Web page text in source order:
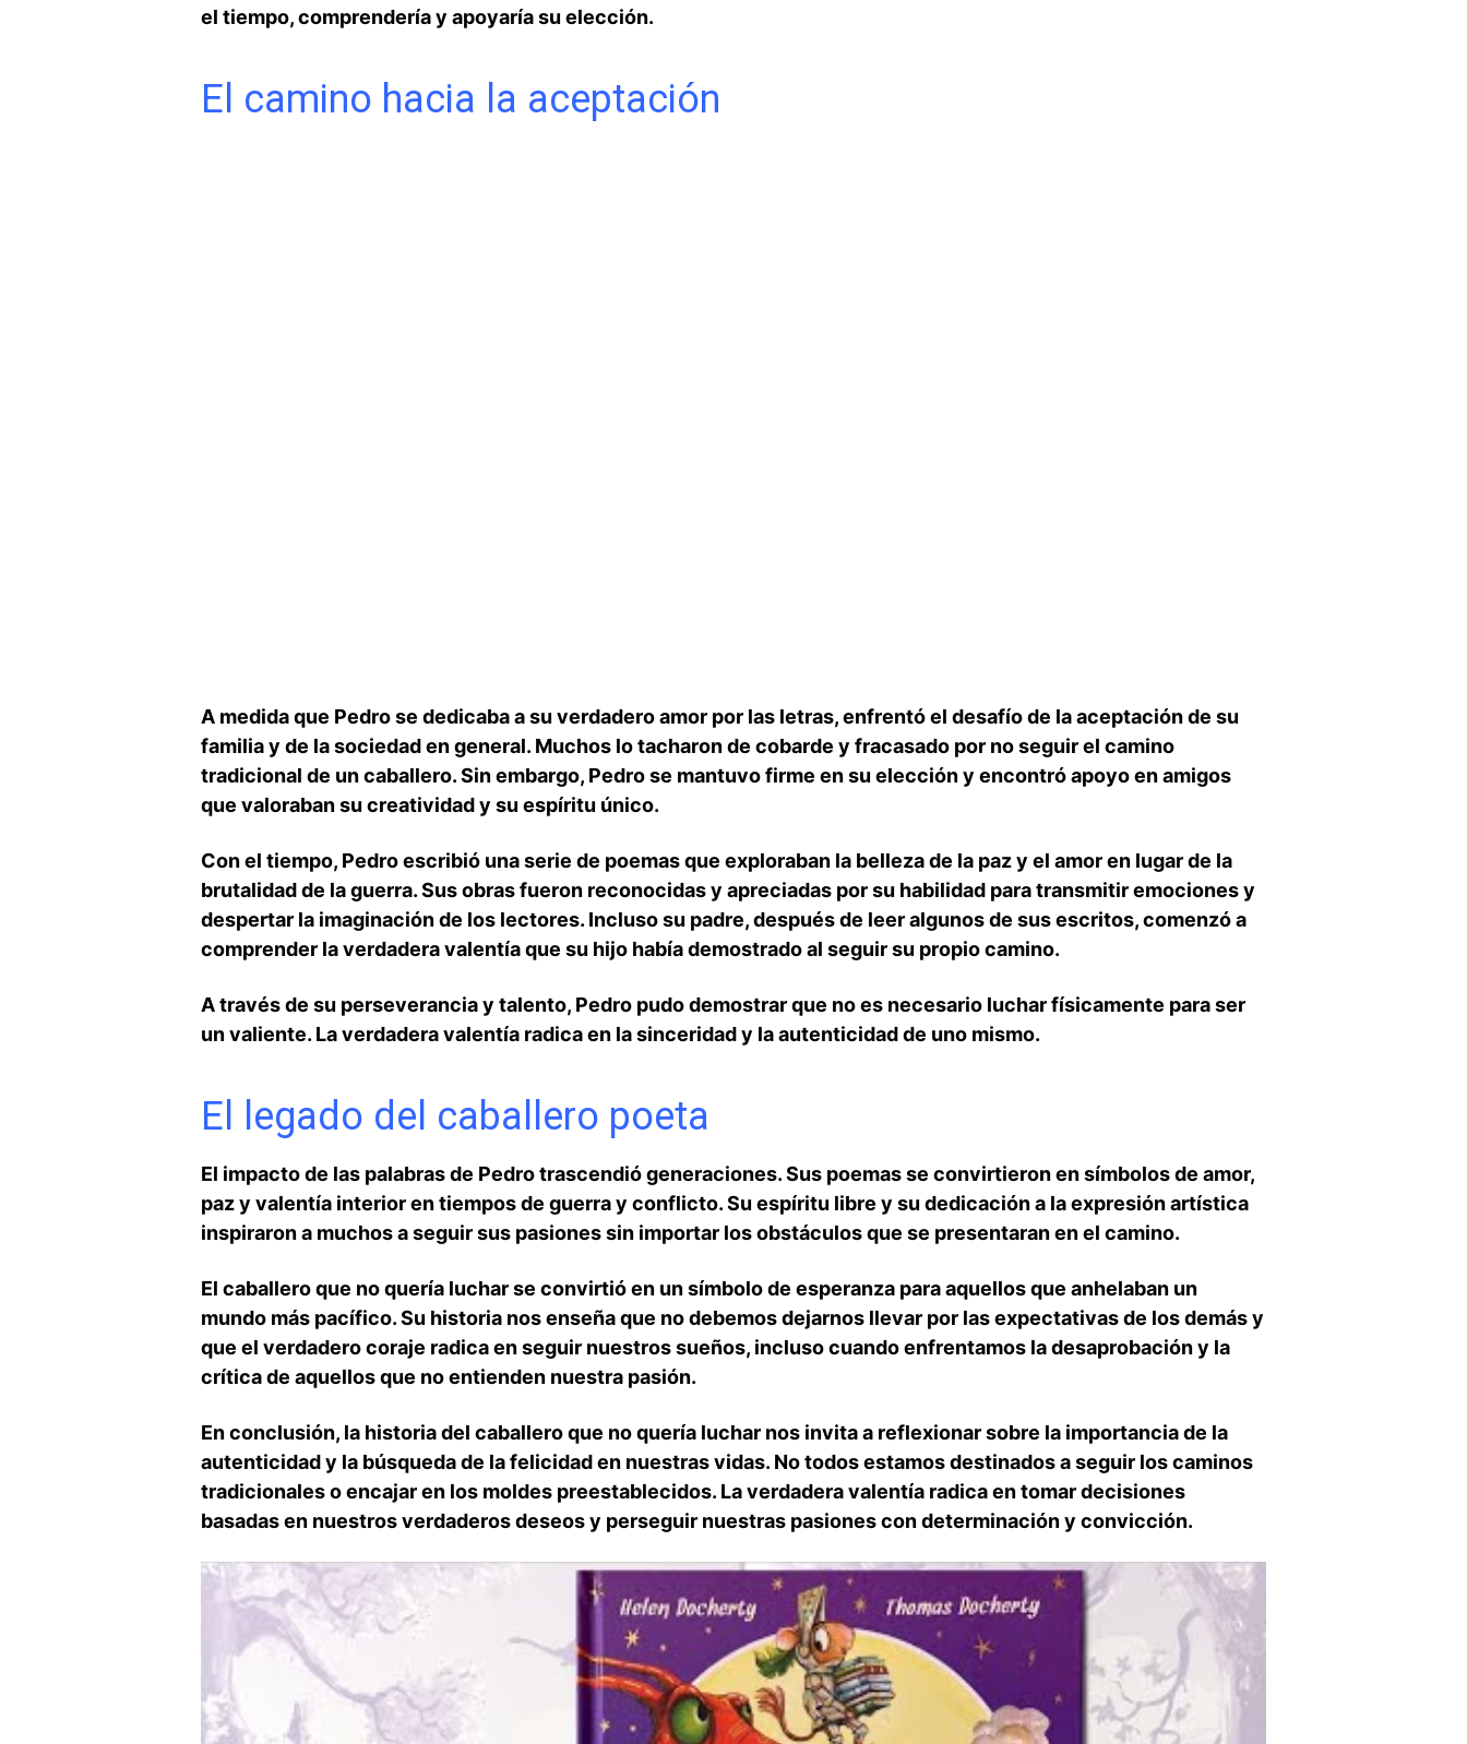
el tiempo, comprendería y apoyaría su elección.
El camino⁤ hacia la aceptación
A medida que Pedro ⁤se dedicaba a su verdadero amor por las letras, enfrentó el desafío de la aceptación de su
familia y ‍de la sociedad‌ en ​general. Muchos ⁢lo tacharon de cobarde y fracasado‍ por no seguir el camino
tradicional de un caballero. Sin embargo, Pedro se mantuvo firme ⁤en ‌su elección y ​encontró apoyo en amigos⁢
que valoraban⁣ su creatividad y su espíritu único.
Con el⁣ tiempo, Pedro escribió una serie de poemas que exploraban la belleza de la paz‍ y el amor en lugar de la
brutalidad de​ la guerra. Sus obras fueron reconocidas y apreciadas por su habilidad ⁣para transmitir emociones y
despertar la⁣ imaginación de los ​lectores.‍ Incluso su padre, después de ⁢leer‌ algunos de sus ‍escritos, comenzó a
comprender la verdadera valentía que su hijo ⁣había demostrado al ⁣seguir su ​propio ‌camino.
A través de su perseverancia​ y talento, Pedro​ pudo ‌demostrar que no es necesario luchar físicamente para ser ​
un valiente. La verdadera valentía radica en la sinceridad y la autenticidad de uno mismo.
El legado del caballero poeta
El impacto‍ de ​las palabras de Pedro⁤ trascendió generaciones.⁣ Sus poemas se convirtieron ‌en símbolos de amor,
paz y valentía interior ⁢en ⁤tiempos de guerra⁣ y conflicto. Su espíritu libre y su ‌dedicación a‌ la⁤ expresión ⁣artística⁣
inspiraron a‍ muchos a seguir sus pasiones sin importar⁢ los obstáculos que se presentaran en el camino.
El caballero‌ que no quería luchar se convirtió⁢ en ⁢un símbolo de esperanza para aquellos que anhelaban un
mundo más pacífico. Su historia nos enseña que no debemos dejarnos llevar por las expectativas de ⁣los⁣ demás y
que el verdadero coraje radica en seguir nuestros sueños, incluso cuando enfrentamos la ‌desaprobación y la
crítica ‍de aquellos que no entienden nuestra pasión.
En conclusión, la⁣ historia del caballero que no quería luchar nos invita a reflexionar sobre la importancia de la
autenticidad y ⁢la búsqueda ⁢de la felicidad​ en nuestras vidas. No todos estamos destinados a seguir‌ los caminos
tradicionales‍ o encajar ‍en los moldes preestablecidos. La verdadera valentía radica en tomar decisiones⁢
basadas en ⁢nuestros verdaderos deseos ‌y perseguir nuestras pasiones ​con determinación y convicción.